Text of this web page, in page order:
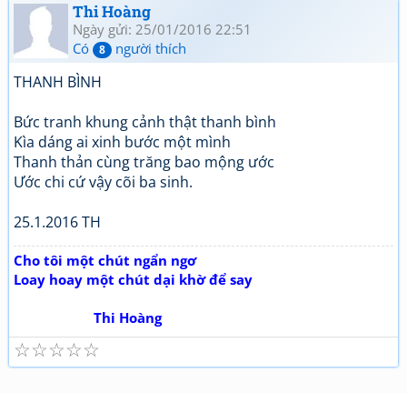
Thi Hoàng
Ngày gửi: 25/01/2016 22:51
Có
8 người thích
THANH BÌNH
Bức tranh khung cảnh thật thanh bình
Kìa dáng ai xinh bước một mình
Thanh thản cùng trăng bao mộng ước
Ước chi cứ vậy cõi ba sinh.
25.1.2016 TH
Cho tôi một chút ngẩn ngơ
Loay hoay một chút dại khờ để say
Thi Hoàng
☆
☆
☆
☆
☆